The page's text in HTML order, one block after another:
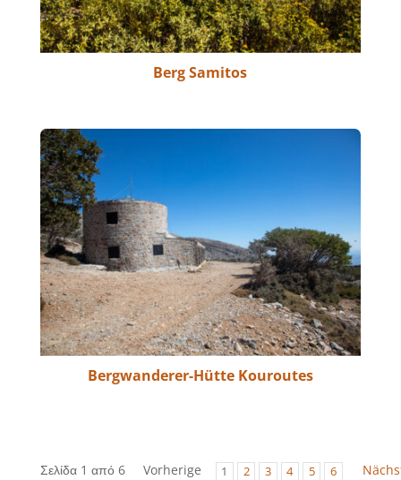
Berg Samitos
Bergwanderer-Hütte Kouroutes
Σελίδα 1 από 6 Vorherige 1 2 3 4 5 6